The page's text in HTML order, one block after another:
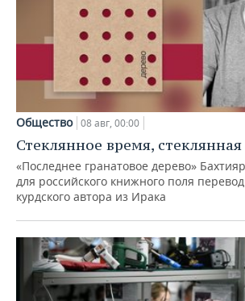
Общество 08 авг, 00:00
Стеклянное время,
«Последнее гранатовое дерево»
для российского книжного поля
курдского автора из Ирака